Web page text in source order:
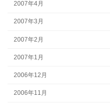
2007年4月
2007年3月
2007年2月
2007年1月
2006年12月
2006年11月